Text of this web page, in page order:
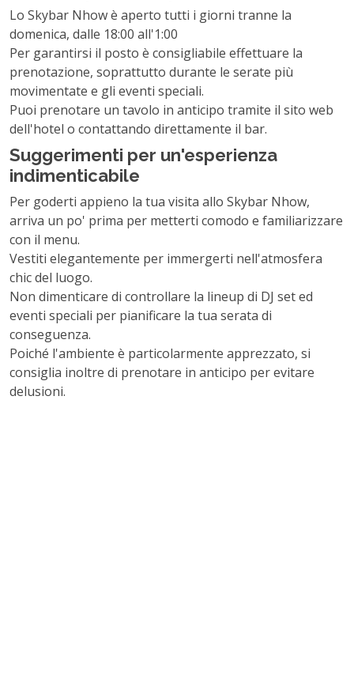
Lo Skybar Nhow è aperto tutti i giorni tranne la
domenica, dalle 18:00 all'1:00
Per garantirsi il posto è consigliabile effettuare la
prenotazione, soprattutto durante le serate più
movimentate e gli eventi speciali.
Puoi prenotare un tavolo in anticipo tramite il sito web
dell'hotel o contattando direttamente il bar.
Suggerimenti per un'esperienza
indimenticabile
Per goderti appieno la tua visita allo Skybar Nhow,
arriva un po' prima per metterti comodo e familiarizzare
con il menu.
Vestiti elegantemente per immergerti nell'atmosfera
chic del luogo.
Non dimenticare di controllare la lineup di DJ set ed
eventi speciali per pianificare la tua serata di
conseguenza.
Poiché l'ambiente è particolarmente apprezzato, si
consiglia inoltre di prenotare in anticipo per evitare
delusioni.